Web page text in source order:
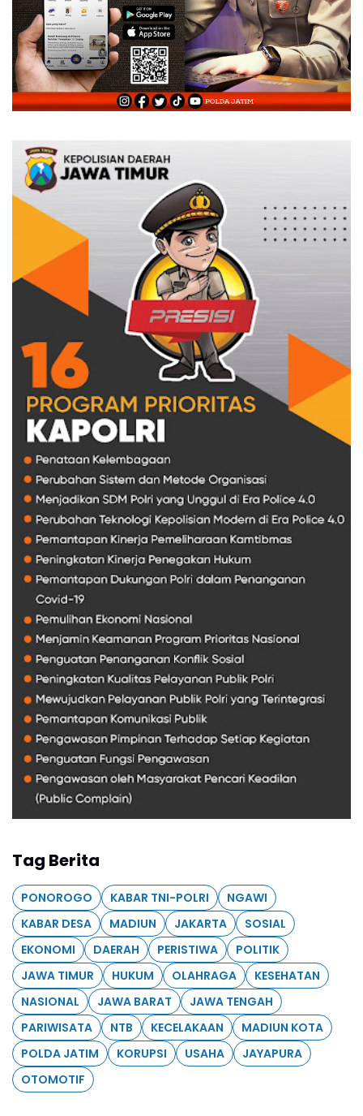
Tag Berita
PONOROGO KABAR TNI-POLRI
NGAWI
KABAR DESA
MADIUN JAKARTA
SOSIAL
EKONOMI
DAERAH PERISTIWA
POLITIK
JAWA TIMUR
HUKUM OLAHRAGA
KESEHATAN
NASIONAL
JAWA BARAT
JAWA TENGAH
PARIWISATA
NTB KECELAKAAN
MADIUN KOTA
POLDA JATIM
KORUPSI USAHA
JAYAPURA
OTOMOTIF